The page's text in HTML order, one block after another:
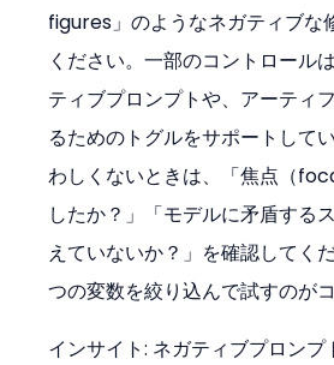
figures」のようなネガティブな
ください。一部のコントロール
ティブプロンプトや、アーティ
るためのトグルをサポートして
わしくないときは、「焦点（
したか？」「モデルに矛盾する
えていないか？」を確認してく
つの変数を絞り込んで試すのがコ
インサイト: ネガティブプロン